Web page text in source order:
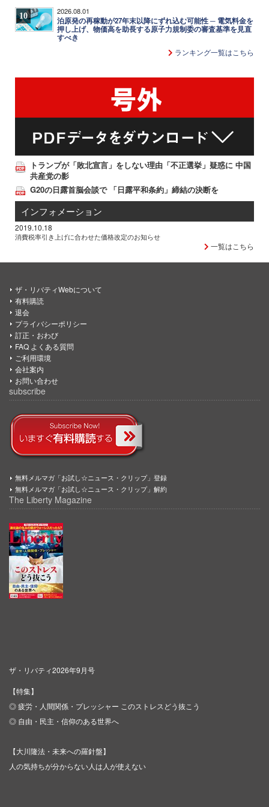
10 2026.08.01
泊原発の再稼動が27年末以降にずれ込む可能性 ─ 電気料金を
押し上げ、物価高を助長する原子力規制委の審査基準を見直
すべき
ランキング一覧はこちら
トランプが「敗北宣言」をしない理由「不正選挙」疑惑に 中国
共産党の影
G20の日露首脳会談で 「日露平和条約」締結の決断を
インフォメーション
2019.10.18
消費税率引き上げに合わせた価格改定のお知らせ
一覧はこちら
ザ・リバティWebについて
有料購読
退会
プライバシーポリシー
訂正・おわび
FAQ よくある質問
ご利用環境
会社案内
お問い合わせ
subscribe
無料メルマガ「お試し☆ニュース・クリップ」登録
無料メルマガ「お試し☆ニュース・クリップ」解約
The Liberty Magazine
ザ・リバティ2026年9月号
【特集】
◎ 疲労・人間関係・プレッシャー このストレスどう抜こう
◎ 自由・民主・信仰のある世界へ
【大川隆法・未来への羅針盤】
人の気持ちが分からない人は人が使えない